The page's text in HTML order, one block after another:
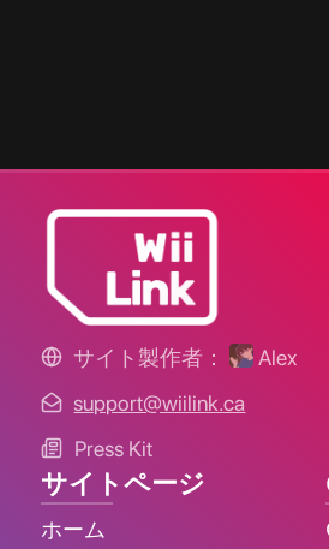
サイト製作者：
Alex
support@wiilink.ca
Press Kit
サイトページ
ホーム